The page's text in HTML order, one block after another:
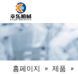
홈페이지 » 제품 »